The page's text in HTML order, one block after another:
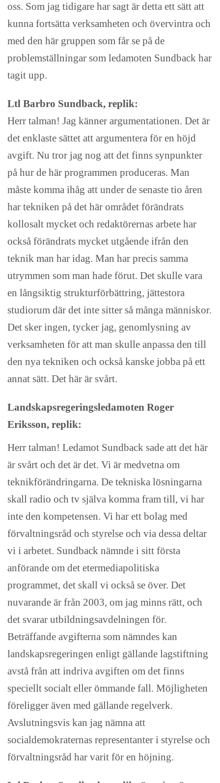
oss. Som jag tidigare har sagt är detta ett sätt att
kunna fortsätta verksamheten och övervintra och
med den här gruppen som får se på de
problemställningar som ledamoten Sundback har
tagit upp.
Ltl Barbro Sundback, replik:
Herr talman! Jag känner argumentationen. Det är
det enklaste sättet att argumentera för en höjd
avgift. Nu tror jag nog att det finns synpunkter
på hur de här programmen produceras. Man
måste komma ihåg att under de senaste tio åren
har tekniken på det här området förändrats
kollosalt mycket och redaktörernas arbete har
också förändrats mycket utgående ifrån den
teknik man har idag. Man har precis samma
utrymmen som man hade förut. Det skulle vara
en långsiktig strukturförbättring, jättestora
studiorum där det inte sitter så många människor.
Det sker ingen, tycker jag, genomlysning av
verksamheten för att man skulle anpassa den till
den nya tekniken och också kanske jobba på ett
annat sätt. Det här är svårt.
Landskapsregeringsledamoten Roger
Eriksson, replik:
Herr talman! Ledamot Sundback sade att det här
är svårt och det är det. Vi är medvetna om
teknikförändringarna. De tekniska lösningarna
skall radio och tv själva komma fram till, vi har
inte den kompetensen. Vi har ett bolag med
förvaltningsråd och styrelse och via dessa deltar
vi i arbetet. Sundback nämnde i sitt första
anförande om det etermediapolitiska
programmet, det skall vi också se över. Det
nuvarande är från 2003, om jag minns rätt, och
det svarar utbildningsavdelningen för.
Beträffande avgifterna som nämndes kan
landskapsregeringen enligt gällande lagstiftning
avstå från att indriva avgiften om det finns
speciellt socialt eller ömmande fall. Möjligheten
föreligger även med gällande regelverk.
Avslutningsvis kan jag nämna att
socialdemokraternas representanter i styrelse och
förvaltningsråd har varit för en höjning.